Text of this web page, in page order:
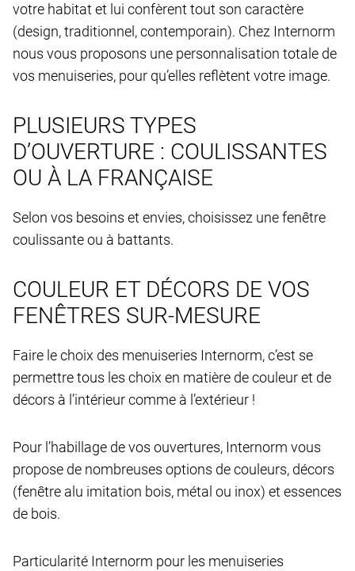
votre habitat et lui confèrent tout son caractère
(design, traditionnel, contemporain). Chez Internorm
nous vous proposons une personnalisation totale de
vos menuiseries, pour qu’elles reflètent votre image.
PLUSIEURS TYPES
D’OUVERTURE : COULISSANTES
OU À LA FRANÇAISE
Selon vos besoins et envies, choisissez une fenêtre
coulissante ou à battants.
COULEUR ET DÉCORS DE VOS
FENÊTRES SUR-MESURE
Faire le choix des menuiseries Internorm, c’est se
permettre tous les choix en matière de couleur et de
décors à l’intérieur comme à l’extérieur !
Pour l’habillage de vos ouvertures, Internorm vous
propose de nombreuses options de couleurs, décors
(fenêtre alu imitation bois, métal ou inox) et essences
de bois.
Particularité Internorm pour les menuiseries